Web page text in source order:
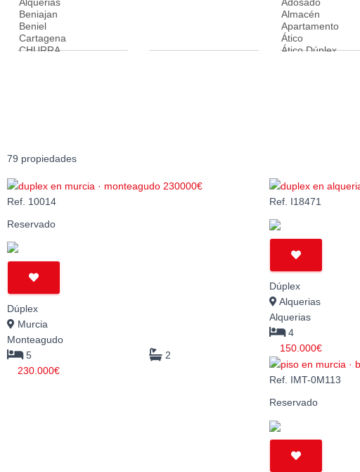
79 propiedades
Ref. 10014
Reservado
Dúplex
Murcia
Monteagudo
5
2
230.000€
Ref. I18471
Dúplex
Alquerias
Alquerias
4
150.000€
Ref. IMT-0M113
Reservado